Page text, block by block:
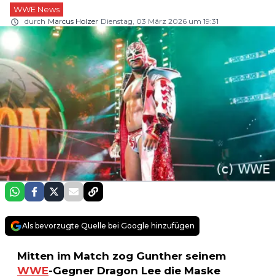
WWE News
durch Marcus Holzer Dienstag, 03 März 2026 um 19:31
Als bevorzugte Quelle bei Google hinzufügen
Mitten im Match zog Gunther seinem
WWE-Gegner Dragon Lee die Maske